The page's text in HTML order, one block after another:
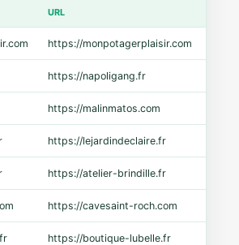
URL
https://monpotagerplaisir.com
https://napoligang.fr
https://malinmatos.com
https://lejardindeclaire.fr
https://atelier-brindille.fr
https://cavesaint-roch.com
https://boutique-lubelle.fr